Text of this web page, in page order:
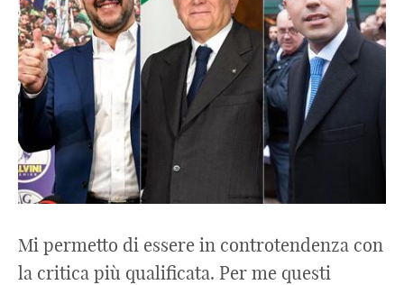
Mi permetto di essere in controtendenza con
la critica più qualificata. Per me questi